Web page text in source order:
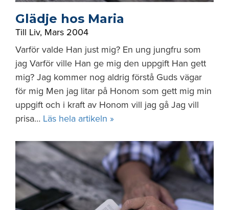
Glädje hos Maria
Till Liv, Mars 2004
Varför valde Han just mig? En ung jungfru som
jag Varför ville Han ge mig den uppgift Han gett
mig? Jag kommer nog aldrig förstå Guds vägar
för mig Men jag litar på Honom som gett mig min
uppgift och i kraft av Honom vill jag gå Jag vill
prisa… Läs hela artikeln »